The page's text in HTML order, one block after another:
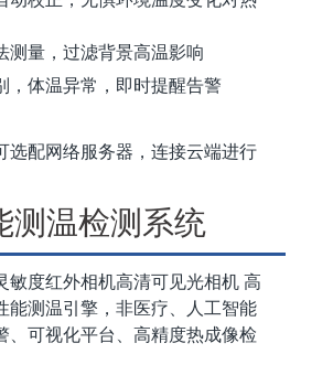
测量，过滤背景高温影响
，体温异常，即时提醒告警
选配网络服务器，连接云端进行
测温检测系统
敏度红外相机高清可见光相机 高
能测温引擎，非医疗、人工智能
、可视化平台、高精度热成像检